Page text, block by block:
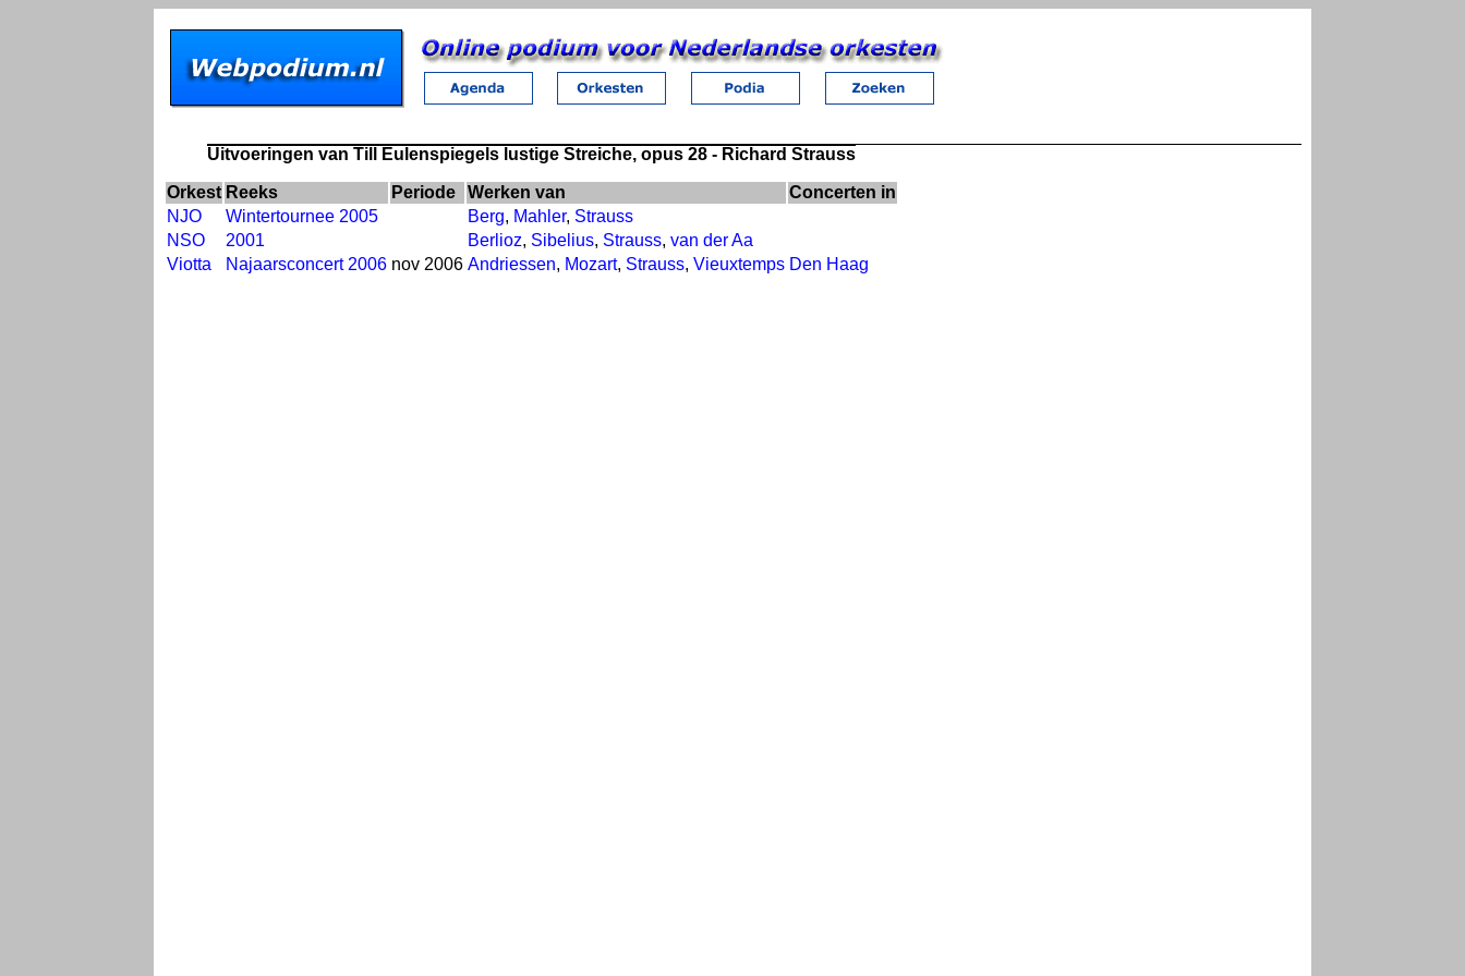
Uitvoeringen van Till Eulenspiegels lustige Streiche, opus 28 - Richard Strauss
Orkest Reeks Periode Werken van
Concerten in
NJO
Wintertournee 2005 Berg, Mahler, Strauss
NSO
2001 Berlioz, Sibelius, Strauss, van der Aa
Viotta
Najaarsconcert 2006 nov 2006 Andriessen, Mozart, Strauss, Vieuxtemps Den Haag